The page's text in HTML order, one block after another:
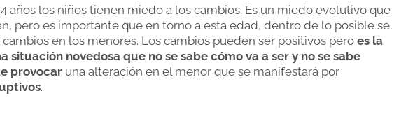
años los niños tienen miedo a los cambios. Es un miedo evolutivo que
pero es importante que en torno a esta edad, dentro de lo posible se
en los menores. Los cambios pueden ser positivos pero es la
situación novedosa que no se sabe cómo va a ser y no se sabe
provocar una alteración en el menor que se manifestará por
.